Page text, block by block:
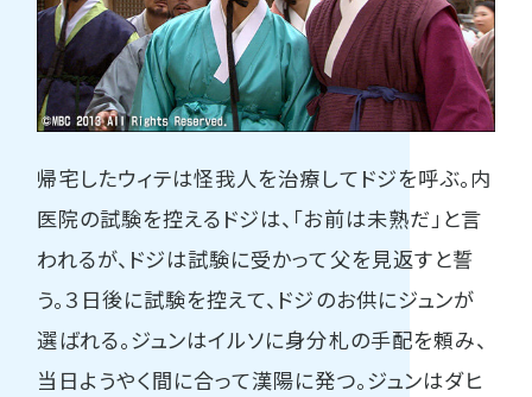
帰宅したウィテは怪我人を治療してドジを呼ぶ。内
医院の試験を控えるドジは、「お前は未熟だ」と言
われるが、ドジは試験に受かって父を見返すと誓
う。３日後に試験を控えて、ドジのお供にジュンが
選ばれる。ジュンはイルソに身分札の手配を頼み、
当日ようやく間に合って漢陽に発つ。ジュンはダヒ